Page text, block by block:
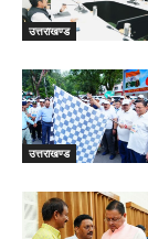
उत्तराखण्ड
उत्तराखण्ड